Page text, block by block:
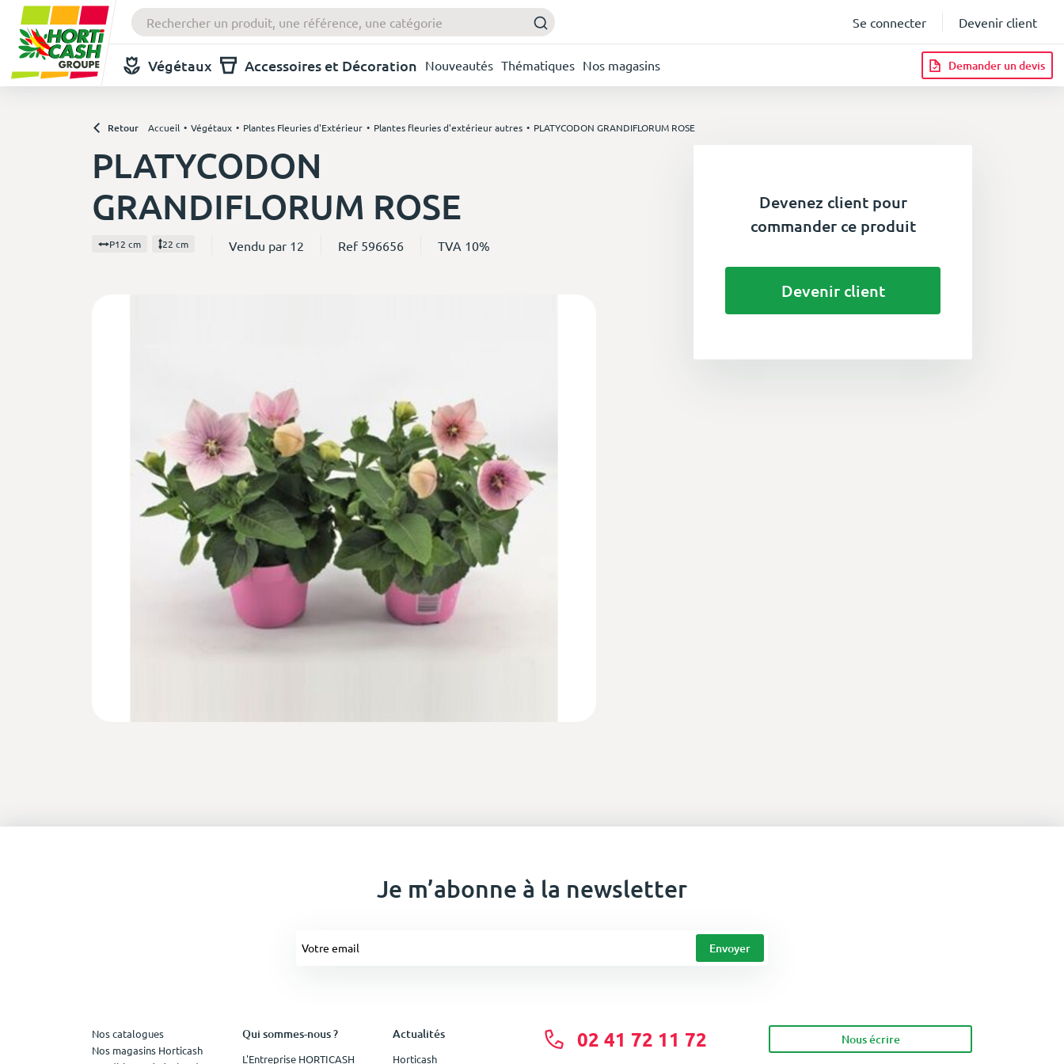
Se connecter Devenir client
Végétaux Accessoires et Décoration Nouveautés Thématiques Nos magasins Demander un devis
Retour Accueil Végétaux Plantes Fleuries d'Extérieur Plantes fleuries d'extérieur autres PLATYCODON GRANDIFLORUM ROSE
PLATYCODON
GRANDIFLORUM ROSE
P12 cm 22 cm Vendu par 12 Ref 596656 TVA 10%
Devenez client pour
commander ce produit
Devenir client
Je m’abonne à la newsletter
02 41 72 11 72 Nous écrire
Nos catalogues
Nos magasins Horticash
Qui sommes-nous ?
L'Entreprise HORTICASH
Actualités
Horticash